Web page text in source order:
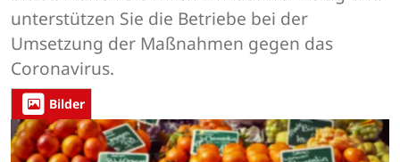
unterstützen Sie die Betriebe bei der
Umsetzung der Maßnahmen gegen das
Coronavirus.
Bilder